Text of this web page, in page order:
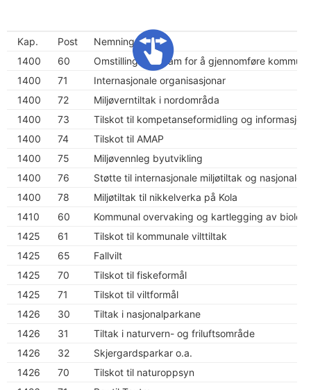
Kap. Post
Nemning
1400
60
Omstillingsprogram for å gjennomføre
1400
71
Internasjonale organisasjonar
1400
72
Miljøverntiltak i nordområda
1400
73
Tilskot til kompetanseformidling og
1400
74
Tilskot til AMAP
1400
75
Miljøvennleg byutvikling
1400
76
Støtte til internasjonale miljøtiltak og nasjonale
1400
78
Miljøtiltak til nikkelverka på Kola
1410
60
Kommunal overvaking og kartlegging av
1425
61
Tilskot til kommunale vilttiltak
1425
65
Fallvilt
1425
70
Tilskot til fiskeformål
1425
71
Tilskot til viltformål
1426
30
Tiltak i nasjonalparkane
1426
31
Tiltak i naturvern- og friluftsområde
1426
32
Skjergardsparkar o.a.
1426
70
Tilskot til naturoppsyn